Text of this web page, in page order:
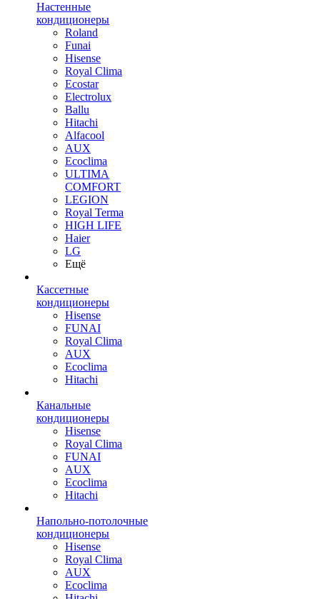
Настенные
кондиционеры
Roland
Funai
Hisense
Royal Clima
Ecostar
Electrolux
Ballu
Hitachi
Alfacool
AUX
Ecoclima
ULTIMA
COMFORT
LEGION
Royal Terma
HIGH LIFE
Haier
LG
Ещё
Кассетные
кондиционеры
Hisense
FUNAI
Royal Clima
AUX
Ecoclima
Hitachi
Канальные
кондиционеры
Hisense
Royal Clima
FUNAI
AUX
Ecoclima
Hitachi
Напольно-потолочные
кондиционеры
Hisense
Royal Clima
AUX
Ecoclima